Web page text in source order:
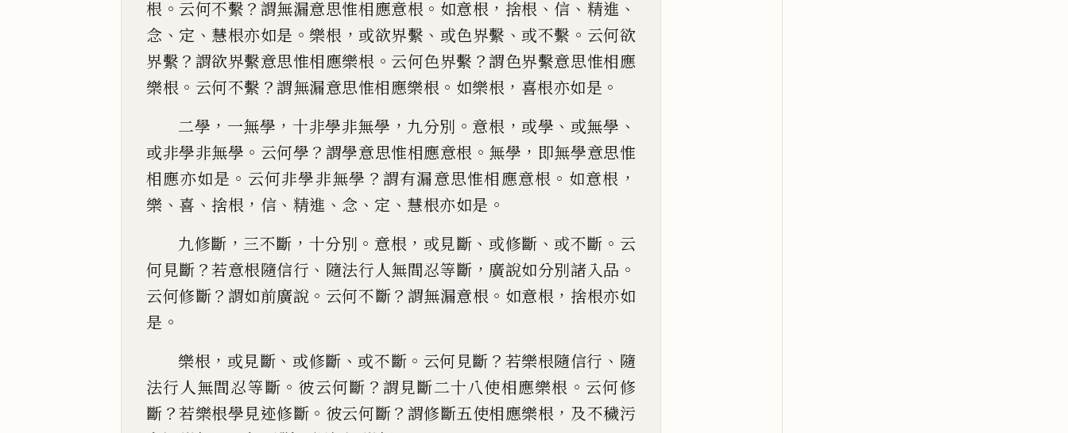
根 。 云何不繫 ？ 謂無漏意思惟相應意根 。 如意根 ， 捨根 、 信 、 精進 、
念 、 定 、 慧根亦如是 。 樂根 ， 或欲界繫 、 或色界繫 、 或不繫 。 云何欲
界繫 ？ 謂欲界繫意思惟相應樂根 。 云何色界繫 ？謂色界繫意思惟相應
樂根 。 云何不繫 ？謂無漏意思惟相應樂根 。 如樂根 ， 喜根亦如是 。
二學 ， 一無學 ，十非學非無學 ， 九分別 。 意根 ， 或學 、 或無學 、
或非學非無學 。 云何學 ？ 謂學意思惟相應意根 。 無學 ， 即無學意思惟
相應亦如是 。 云何非學非無學 ？ 謂有漏意思惟相應意根 。 如意根 ，
樂 、 喜 、 捨根 ， 信 、 精進 、 念 、 定 、 慧根亦如是 。
九修斷 ， 三不斷 ， 十分別 。 意根 ， 或見斷 、 或修斷 、 或不斷 。 云
何見斷 ？若意根隨信行 、 隨法行人無間忍等斷 ， 廣說如分別諸入品 。
云何修斷？ 謂如前廣說 。 云何不斷？ 謂無漏意根 。 如意根 ， 捨根亦如
是 。
樂根 ， 或見斷 、 或修斷 、 或不斷 。 云何見斷 ？ 若樂根隨信行 、 隨
法行人無間忍等斷 。 彼云何斷 ？ 謂見斷二十八使相應樂根 。 云何修
斷 ？若樂根學見迹修斷 。 彼云何斷？ 謂修斷五使相應樂根 ， 及不穢污